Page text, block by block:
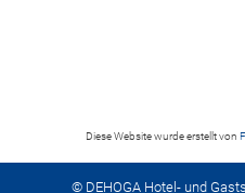
Diese Website wurde erstellt von
© DEHOGA Hotel- und